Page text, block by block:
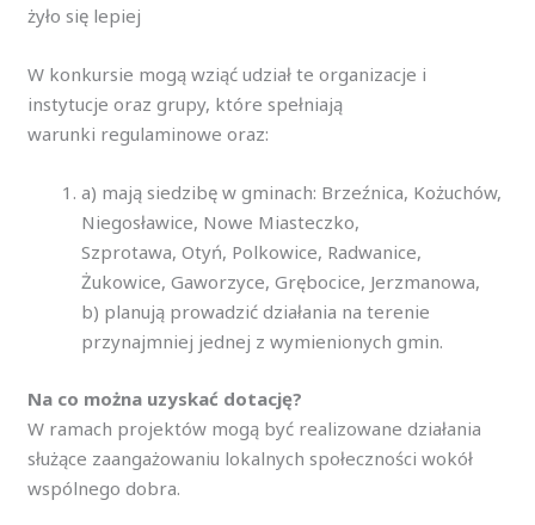
żyło się lepiej
W konkursie mogą wziąć udział te organizacje i
instytucje oraz grupy, które spełniają
warunki regulaminowe oraz:
a) mają siedzibę w gminach: Brzeźnica, Kożuchów,
Niegosławice, Nowe Miasteczko,
Szprotawa, Otyń, Polkowice, Radwanice,
Żukowice, Gaworzyce, Grębocice, Jerzmanowa,
b) planują prowadzić działania na terenie
przynajmniej jednej z wymienionych gmin.
Na co można uzyskać dotację?
W ramach projektów mogą być realizowane działania
służące zaangażowaniu lokalnych społeczności wokół
wspólnego dobra.